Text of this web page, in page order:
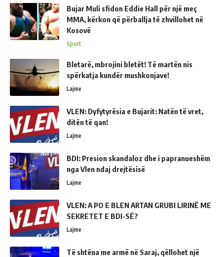
Bujar Muli sfidon Eddie Hall për një meç
MMA, kërkon që përballja të zhvillohet në
Kosovë
Sport
Bletarë, mbrojini bletët! Të martën nis
spërkatja kundër mushkonjave!
Lajme
VLEN: Dyfytyrësia e Bujarit: Natën të vret,
ditën të qan!
Lajme
BDI: Presion skandaloz dhe i papranueshëm
nga Vlen ndaj drejtësisë
Lajme
VLEN: A PO E BLEN ARTAN GRUBI LIRINË ME
SEKRETET E BDI-SË?
Lajme
Të shtëna me armë në Saraj, qëllohet një